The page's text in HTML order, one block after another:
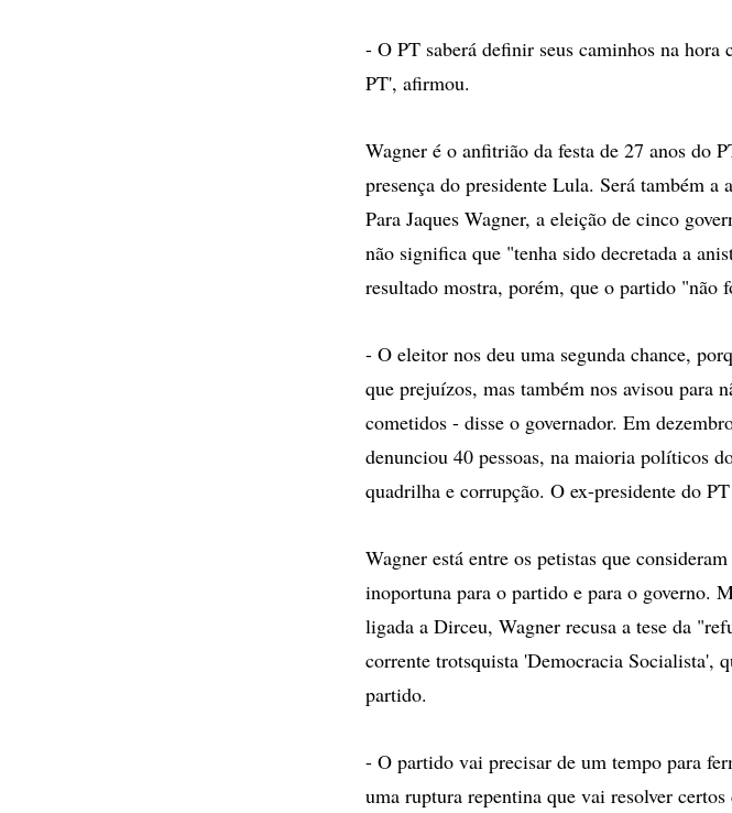
- O PT saberá definir seus caminhos na
PT', afirmou.
Wagner é o anfitrião da festa de 27 anos do
presença do presidente Lula. Será também
Para Jaques Wagner, a eleição de cinco
não significa que "tenha sido decretada a
resultado mostra, porém, que o partido "não
- O eleitor nos deu uma segunda chance,
que prejuízos, mas também nos avisou para
cometidos - disse o governador. Em
denunciou 40 pessoas, na maioria políticos
quadrilha e corrupção. O ex-presidente do
Wagner está entre os petistas que
inoportuna para o partido e para o governo.
ligada a Dirceu, Wagner recusa a tese da
corrente trotsquista 'Democracia Socialista',
partido.
- O partido vai precisar de um tempo para
uma ruptura repentina que vai resolver